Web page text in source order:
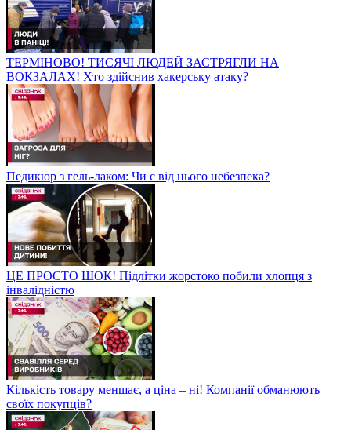
ТЕРМІНОВО! ТИСЯЧІ ЛЮДЕЙ ЗАСТРЯГЛИ НА
ВОКЗАЛАХ! Хто здійснив хакерську атаку?
Педикюр з гель-лаком: Чи є від нього небезпека?
ЦЕ ПРОСТО ШОК! Підлітки жорстоко побили хлопця з
інвалідністю
Кількість товару меншає, а ціна – ні! Компанії обманюють
своїх покупців?